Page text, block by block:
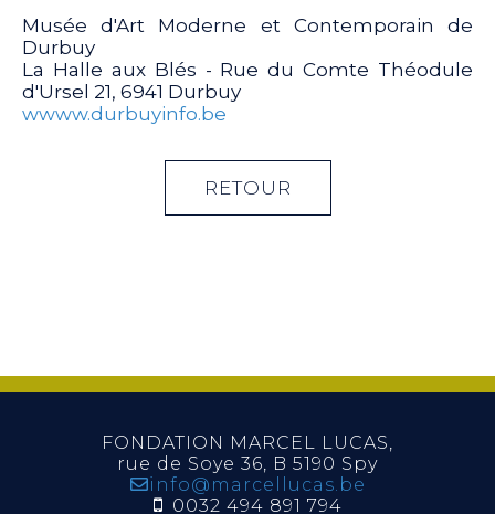
Musée d'Art Moderne et Contemporain de
Durbuy
La Halle aux Blés - Rue du Comte Théodule
d'Ursel 21, 6941 Durbuy
wwww.durbuyinfo.be
RETOUR
FONDATION MARCEL LUCAS,
rue de Soye 36, B 5190 Spy
info@marcellucas.be
0032 494 891 794